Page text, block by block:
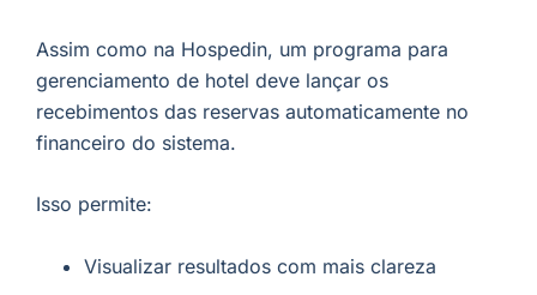
Assim como na Hospedin, um programa para
gerenciamento de hotel deve lançar os
recebimentos das reservas automaticamente no
financeiro do sistema.
Isso permite:
Visualizar resultados com mais clareza